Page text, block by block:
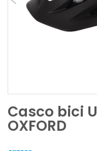
Casco bici
OXFORD